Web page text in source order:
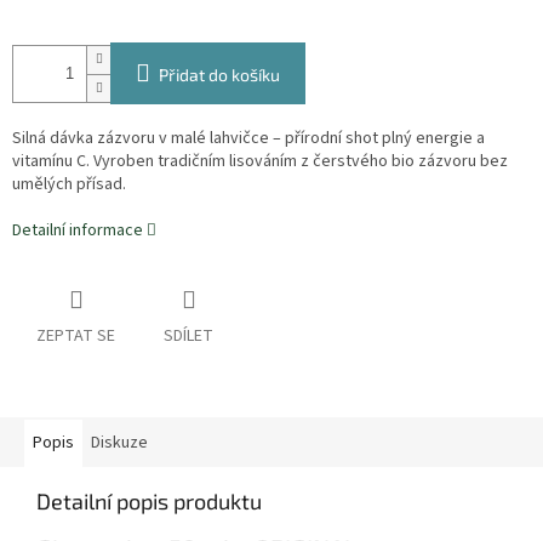
Přidat do košíku
Silná dávka zázvoru v malé lahvičce – přírodní shot plný energie a
vitamínu C. Vyroben tradičním lisováním z čerstvého bio zázvoru bez
umělých přísad.
Detailní informace
ZEPTAT SE SDÍLET
Popis Diskuze
Detailní popis produktu